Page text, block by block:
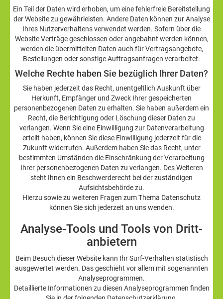
Ein Teil der Daten wird erhoben, um eine fehlerfreie Bereitstellung
der Website zu gewährleisten. Andere Daten können zur Analyse
Ihres Nutzerverhaltens verwendet werden. Sofern über die
Website Verträge geschlossen oder angebahnt werden können,
werden die übermittelten Daten auch für Vertragsangebote,
Bestellungen oder sonstige Auftragsanfragen verarbeitet.
Welche Rechte haben Sie bezüglich Ihrer Daten?
Sie haben jederzeit das Recht, unentgeltlich Auskunft über
Herkunft, Empfänger und Zweck Ihrer gespeicherten
personenbezogenen Daten zu erhalten. Sie haben außerdem ein
Recht, die Berichtigung oder Löschung dieser Daten zu
verlangen. Wenn Sie eine Einwilligung zur Datenverarbeitung
erteilt haben, können Sie diese Einwilligung jederzeit für die
Zukunft widerrufen. Außerdem haben Sie das Recht, unter
bestimmten Umständen die Einschränkung der Verarbeitung
Ihrer personenbezogenen Daten zu verlangen. Des Weiteren
steht Ihnen ein Beschwerderecht bei der zuständigen
Aufsichtsbehörde zu.
Hierzu sowie zu weiteren Fragen zum Thema Datenschutz
können Sie sich jederzeit an uns wenden.
Analyse-Tools und Tools von Dritt­
anbietern
Beim Besuch dieser Website kann Ihr Surf-Verhalten statistisch
ausgewertet werden. Das geschieht vor allem mit sogenannten
Analyseprogrammen.
Detaillierte Informationen zu diesen Analyseprogrammen finden